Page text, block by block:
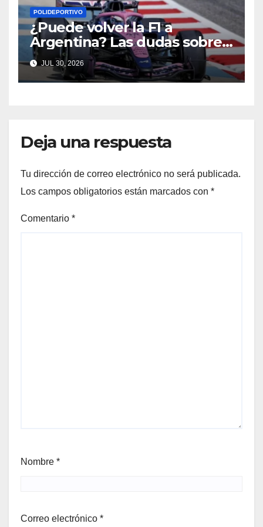
POLIDEPORTIVO
¿Puede volver la F1 a
Argentina? Las dudas sobre
Qatar y Abu Dabi reavivan la
ilusión
JUL 30, 2026
Deja una respuesta
Tu dirección de correo electrónico no será publicada.
Los campos obligatorios están marcados con *
Comentario *
Nombre *
Correo electrónico *